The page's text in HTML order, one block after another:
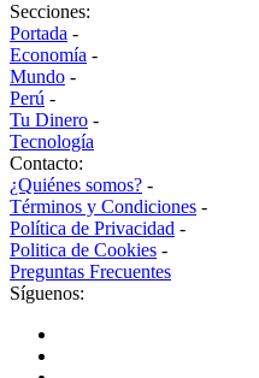
Secciones:
Portada -
Economía -
Mundo -
Perú -
Tu Dinero -
Tecnología
Contacto:
¿Quiénes somos? -
Términos y Condiciones -
Política de Privacidad -
Politica de Cookies -
Preguntas Frecuentes
Síguenos: